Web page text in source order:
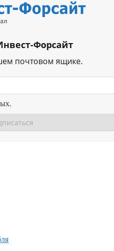
Форсайт
почтовом ящике.